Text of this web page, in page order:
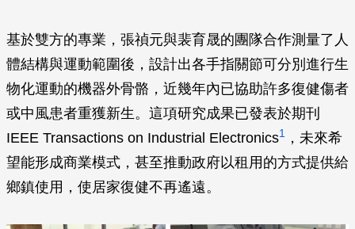
基於雙方的專業，張禎元與裴育晟的團隊合作測量了人
體結構與運動範圍後，設計出各手指關節可分別進行生
物化運動的機器外骨骼，近幾年內已協助許多復健傷者
或中風患者重獲新生。這項研究成果已發表於期刊
IEEE Transactions on Industrial Electronics1 ，未來希
望能形成商業模式，甚至推動政府以租用的方式提供給
鄉鎮使用，使居家復健不再遙遠。